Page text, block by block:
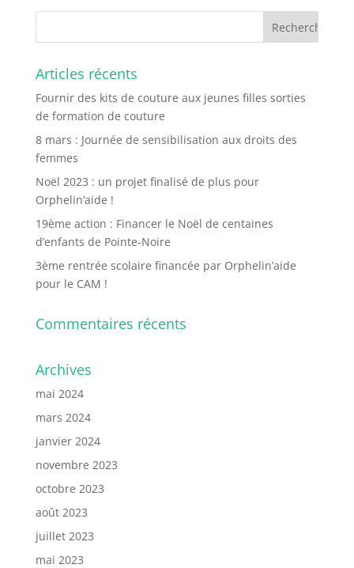
Articles récents
Fournir des kits de couture aux jeunes filles sorties
de formation de couture
8 mars : Journée de sensibilisation aux droits des
femmes
Noël 2023 : un projet finalisé de plus pour
Orphelin’aide !
19ème action : Financer le Noël de centaines
d’enfants de Pointe-Noire
3ème rentrée scolaire financée par Orphelin’aide
pour le CAM !
Commentaires récents
Archives
mai 2024
mars 2024
janvier 2024
novembre 2023
octobre 2023
août 2023
juillet 2023
mai 2023